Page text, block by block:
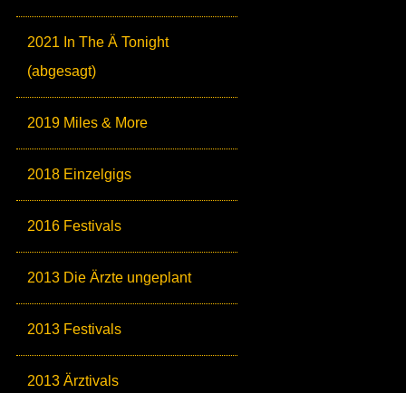
2021 In The Ä Tonight
(abgesagt)
2019 Miles & More
2018 Einzelgigs
2016 Festivals
2013 Die Ärzte ungeplant
2013 Festivals
2013 Ärztivals